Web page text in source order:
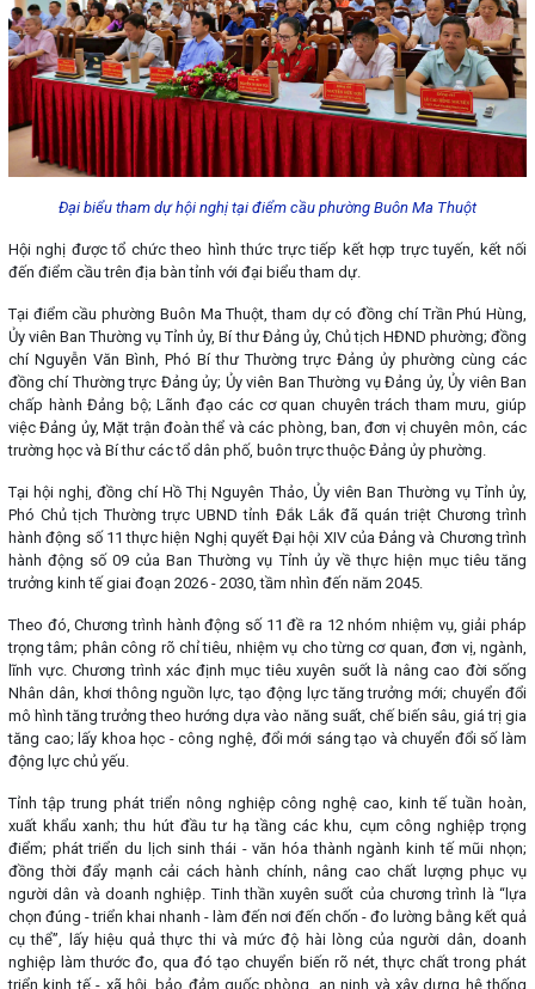
Đại biểu tham dự hội nghị tại điểm cầu phường Buôn Ma Thuột
Hội nghị được tổ chức theo hình thức trực tiếp kết hợp trực tuyến, kết nối
đến điểm cầu trên địa bàn tỉnh với đại biểu tham dự.
Tại điểm cầu phường Buôn Ma Thuột, tham dự có đồng chí Trần Phú Hùng,
Ủy viên Ban Thường vụ Tỉnh ủy, Bí thư Đảng ủy, Chủ tịch HĐND phường; đồng
chí Nguyễn Văn Bình, Phó Bí thư Thường trực Đảng ủy phường cùng các
đồng chí Thường trực Đảng ủy; Ủy viên Ban Thường vụ Đảng ủy, Ủy viên Ban
chấp hành Đảng bộ; Lãnh đạo các cơ quan chuyên trách tham mưu, giúp
việc Đảng ủy, Mặt trận đoàn thể và các phòng, ban, đơn vị chuyên môn, các
trường học và Bí thư các tổ dân phố, buôn trực thuộc Đảng ủy phường.
Tại hội nghị, đồng chí Hồ Thị Nguyên Thảo, Ủy viên Ban Thường vụ Tỉnh ủy,
Phó Chủ tịch Thường trực UBND tỉnh Đắk Lắk đã quán triệt Chương trình
hành động số 11 thực hiện Nghị quyết Đại hội XIV của Đảng và Chương trình
hành động số 09 của Ban Thường vụ Tỉnh ủy về thực hiện mục tiêu tăng
trưởng kinh tế giai đoạn 2026 - 2030, tầm nhìn đến năm 2045.
Theo đó, Chương trình hành động số 11 đề ra 12 nhóm nhiệm vụ, giải pháp
trọng tâm; phân công rõ chỉ tiêu, nhiệm vụ cho từng cơ quan, đơn vị, ngành,
lĩnh vực. Chương trình xác định mục tiêu xuyên suốt là nâng cao đời sống
Nhân dân, khơi thông nguồn lực, tạo động lực tăng trưởng mới; chuyển đổi
mô hình tăng trưởng theo hướng dựa vào năng suất, chế biến sâu, giá trị gia
tăng cao; lấy khoa học - công nghệ, đổi mới sáng tạo và chuyển đổi số làm
động lực chủ yếu.
Tỉnh tập trung phát triển nông nghiệp công nghệ cao, kinh tế tuần hoàn,
xuất khẩu xanh; thu hút đầu tư hạ tầng các khu, cụm công nghiệp trọng
điểm; phát triển du lịch sinh thái - văn hóa thành ngành kinh tế mũi nhọn;
đồng thời đẩy mạnh cải cách hành chính, nâng cao chất lượng phục vụ
người dân và doanh nghiệp. Tinh thần xuyên suốt của chương trình là “lựa
chọn đúng - triển khai nhanh - làm đến nơi đến chốn - đo lường bằng kết quả
cụ thể”, lấy hiệu quả thực thi và mức độ hài lòng của người dân, doanh
nghiệp làm thước đo, qua đó tạo chuyển biến rõ nét, thực chất trong phát
triển kinh tế - xã hội, bảo đảm quốc phòng, an ninh và xây dựng hệ thống